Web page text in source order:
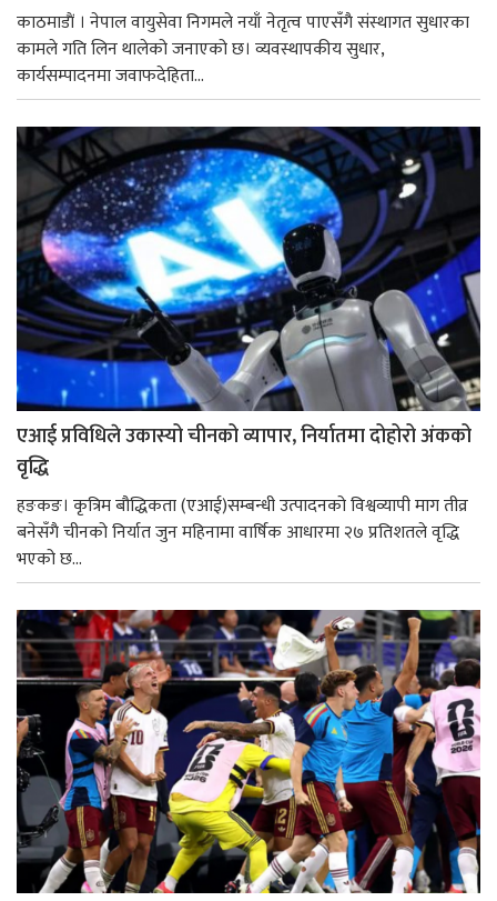
काठमाडाैं । नेपाल वायुसेवा निगमले नयाँ नेतृत्व पाएसँगै संस्थागत सुधारका
कामले गति लिन थालेको जनाएको छ। व्यवस्थापकीय सुधार,
कार्यसम्पादनमा जवाफदेहिता...
एआई प्रविधिले उकास्यो चीनको व्यापार, निर्यातमा दोहोरो अंकको
वृद्धि
हङकङ। कृत्रिम बौद्धिकता (एआई)सम्बन्धी उत्पादनको विश्वव्यापी माग तीव्र
बनेसँगै चीनको निर्यात जुन महिनामा वार्षिक आधारमा २७ प्रतिशतले वृद्धि
भएको छ...